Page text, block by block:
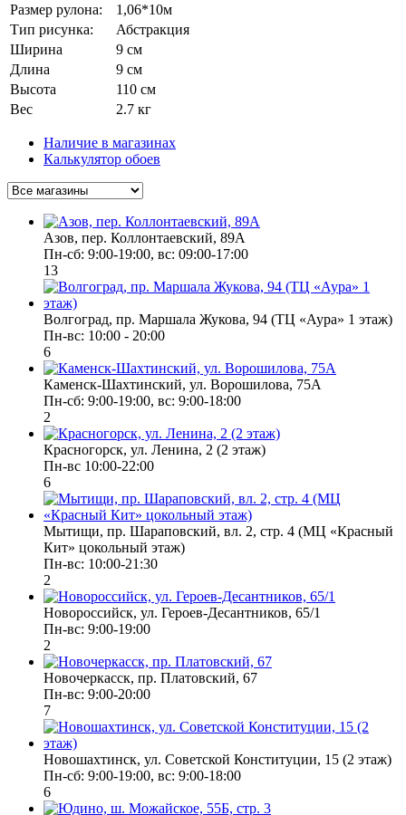
Размер рулона:
1,06*10м
Тип рисунка:
Абстракция
Ширина
9 см
Длина
9 см
Высота
110 см
Вес
2.7 кг
Наличие в магазинах
Калькулятор обоев
Азов, пер. Коллонтаевский, 89А
Пн-сб: 9:00-19:00, вс: 09:00-17:00
13
Волгоград, пр. Маршала Жукова, 94 (ТЦ «Аура» 1 этаж)
Пн-вс: 10:00 - 20:00
6
Каменск-Шахтинский, ул. Ворошилова, 75А
Пн-сб: 9:00-19:00, вс: 9:00-18:00
2
Красногорск, ул. Ленина, 2 (2 этаж)
Пн-вс 10:00-22:00
6
Мытищи, пр. Шараповский, вл. 2, стр. 4 (МЦ «Красный
Кит» цокольный этаж)
Пн-вс: 10:00-21:30
2
Новороссийск, ул. Героев-Десантников, 65/1
Пн-вс: 9:00-19:00
2
Новочеркасск, пр. Платовский, 67
Пн-вс: 9:00-20:00
7
Новошахтинск, ул. Советской Конституции, 15 (2 этаж)
Пн-сб: 9:00-19:00, вс: 9:00-18:00
6